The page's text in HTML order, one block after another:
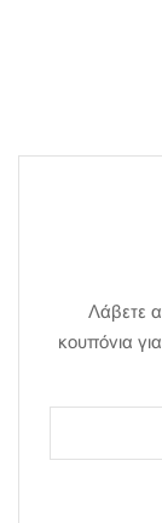
Λάβετε
κουπόνια